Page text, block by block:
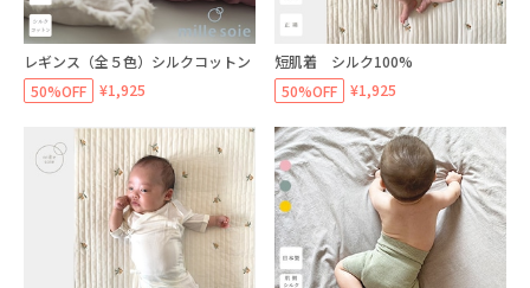
レギンス（全５色）シルクコットン
50%OFF
¥1,925
短肌着 シルク100%
50%OFF
¥1,925